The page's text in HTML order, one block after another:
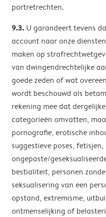
portretrechten.
9.3. U garandeert tevens
account naar onze
maken op
van dwingendrechtelijke
goede zeden of wat
wordt beschouwd als
rekening mee dat
categorieën omvatten,
pornografie, erotische
suggestieve poses,
ongepaste/
bestialiteit, personen
seksualisering van een
opstand, extremisme,
ontmenselijking of